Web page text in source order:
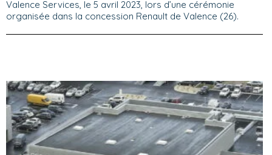
Valence Services, le 5 avril 2023, lors d’une cérémonie
organisée dans la concession Renault de Valence (26).